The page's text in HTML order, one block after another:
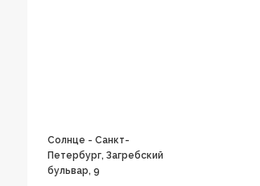
Солнце - Санкт-
Петербург, Загребский
бульвар, 9